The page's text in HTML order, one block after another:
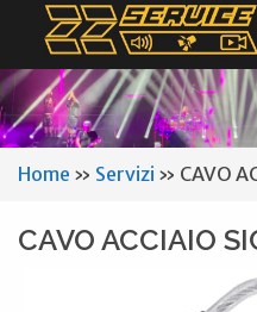
Home » Servizi » CAVO
CAVO ACCIAIO